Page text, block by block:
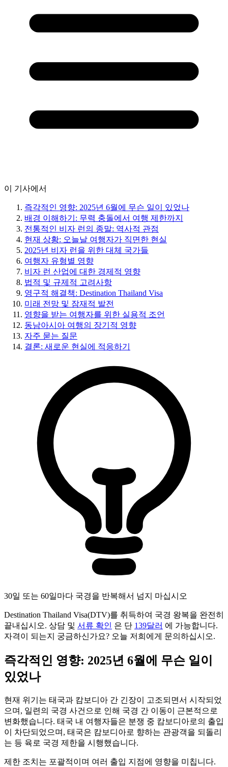
이 기사에서
즉각적인 영향: 2025년 6월에 무슨 일이 있었나
배경 이해하기: 무력 충돌에서 여행 제한까지
전통적인 비자 런의 종말: 역사적 관점
현재 상황: 오늘날 여행자가 직면한 현실
2025년 비자 런을 위한 대체 국가들
여행자 유형별 영향
비자 런 산업에 대한 경제적 영향
법적 및 규제적 고려사항
영구적 해결책: Destination Thailand Visa
미래 전망 및 잠재적 발전
영향을 받는 여행자를 위한 실용적 조언
동남아시아 여행의 장기적 영향
자주 묻는 질문
결론: 새로운 현실에 적응하기
30일 또는 60일마다 국경을 반복해서 넘지 마십시오
Destination Thailand Visa(DTV)를 취득하여 국경 왕복을 완전히
끝내십시오. 상담 및 서류 확인 은 단 139달러 에 가능합니다.
자격이 되는지 궁금하신가요? 오늘 저희에게 문의하십시오.
즉각적인 영향: 2025년 6월에 무슨 일이
있었나
현재 위기는 태국과 캄보디아 간 긴장이 고조되면서 시작되었
으며, 일련의 국경 사건으로 인해 국경 간 이동이 근본적으로
변화했습니다. 태국 내 여행자들은 분쟁 중 캄보디아로의 출입
이 차단되었으며, 태국은 캄보디아로 향하는 관광객을 되돌리
는 등 육로 국경 제한을 시행했습니다.
제한 조치는 포괄적이며 여러 출입 지점에 영향을 미칩니다.